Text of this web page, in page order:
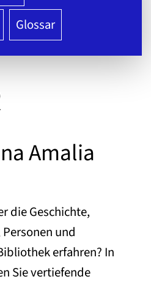
Glossar
Amalia
die Geschichte,
und
erfahren? In
Sie vertiefende